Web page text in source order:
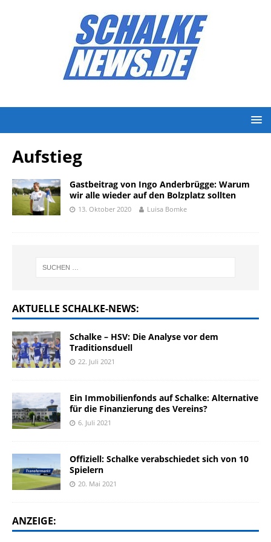
Aufstieg
Gastbeitrag von Ingo Anderbrügge: Warum
wir alle wieder auf den Bolzplatz sollten
13. Oktober 2020 Luisa Bomke
AKTUELLE SCHALKE-NEWS:
Schalke – HSV: Die Analyse vor dem
Traditionsduell
22. Juli 2021
Ein Immobilienfonds auf Schalke: Alternative
für die Finanzierung des Vereins?
6. Juli 2021
Offiziell: Schalke verabschiedet sich von 10
Spielern
20. Mai 2021
ANZEIGE: